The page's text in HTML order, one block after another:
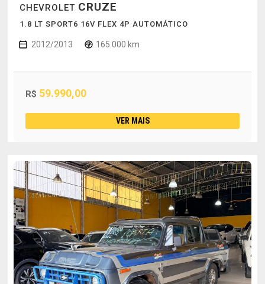
CHEVROLET CRUZE
1.8 LT SPORT6 16V FLEX 4P AUTOMÁTICO
2012/2013 165.000 km
R$ 59.990,00
VER MAIS